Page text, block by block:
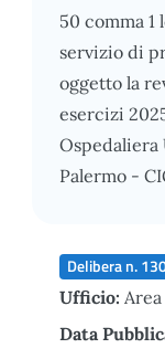
50 comma 1
servizio di
oggetto la
esercizi
Ospedaliera
Palermo -
Delibera n.
Ufficio:
Data